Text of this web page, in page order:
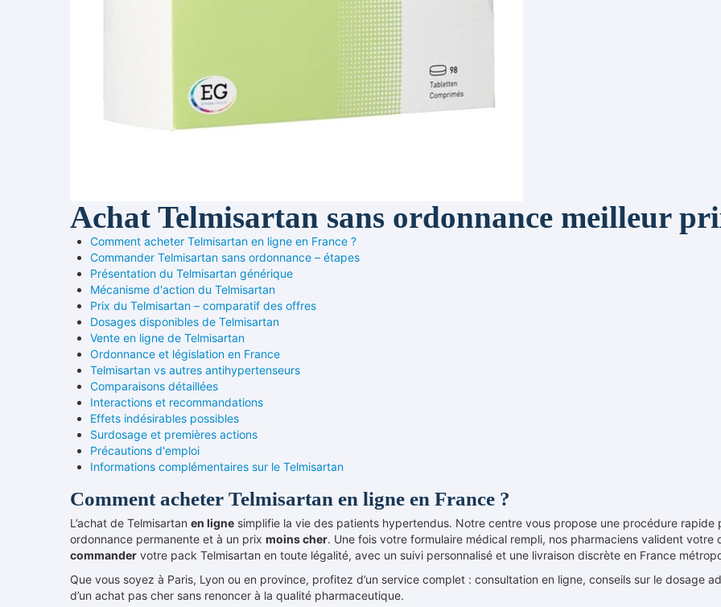
Achat Telmisartan sans ordonnance meilleur
Comment acheter Telmisartan en ligne en France ?
Commander Telmisartan sans ordonnance – étapes
Présentation du Telmisartan générique
Mécanisme d'action du Telmisartan
Prix du Telmisartan – comparatif des offres
Dosages disponibles de Telmisartan
Vente en ligne de Telmisartan
Ordonnance et législation en France
Telmisartan vs autres antihypertenseurs
Comparaisons détaillées
Interactions et recommandations
Effets indésirables possibles
Surdosage et premières actions
Précautions d'emploi
Informations complémentaires sur le Telmisartan
Comment acheter Telmisartan en ligne en France ?
L’achat de Telmisartan en ligne simplifie la vie des patients hypertendus. Notre centre vous propose une procédure
ordonnance permanente et à un prix moins cher. Une fois votre formulaire médical rempli, nos pharmaciens valident
commander votre pack Telmisartan en toute légalité, avec un suivi personnalisé et une livraison discrète en France
Que vous soyez à Paris, Lyon ou en province, profitez d’un service complet : consultation en ligne, conseils sur le dosage
d’un achat pas cher sans renoncer à la qualité pharmaceutique.